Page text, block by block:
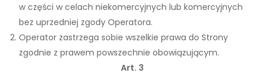
w części w celach niekomercyjnych lub komercyjnych
bez uprzedniej zgody Operatora.
Operator zastrzega sobie wszelkie prawa do Strony
zgodnie z prawem powszechnie obowiązującym.
Art. 3